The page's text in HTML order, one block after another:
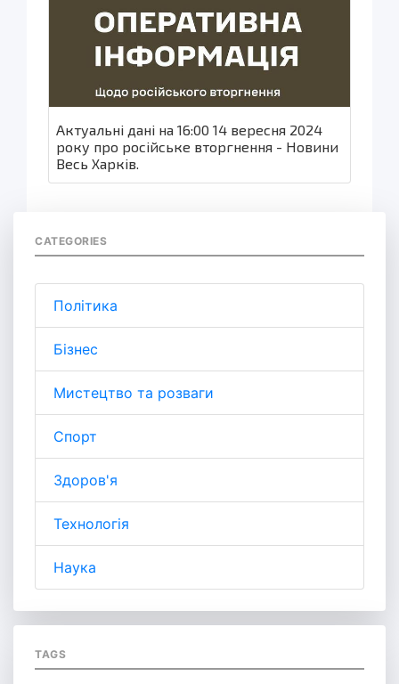
Актуальні дані на 16:00 14 вересня 2024
року про російське вторгнення - Новини
Весь Харків.
CATEGORIES
Політика
Бізнес
Мистецтво та розваги
Спорт
Здоров'я
Технологія
Наука
TAGS